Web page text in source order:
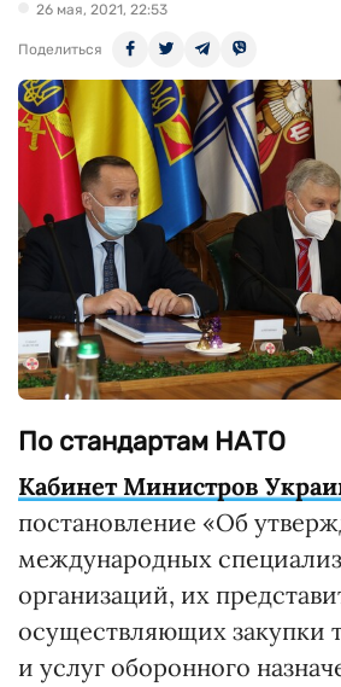
26 мая, 2021, 22:53
Поделиться
По стандартам НАТО
Кабинет Министров
постановление «Об
международных
организаций, их
осуществляющих закупки
и услуг оборонного